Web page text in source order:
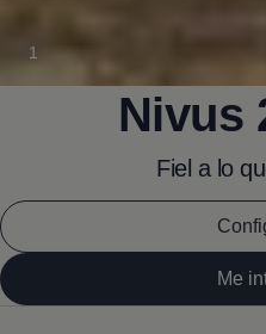
1
Nivus
Fiel a lo
Me